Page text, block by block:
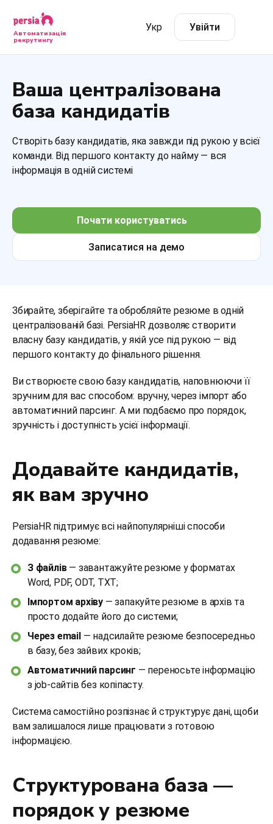
Автоматизація
рекрутингу
Укр Увійти
Ваша централізована
база кандидатів
Створіть базу кандидатів, яка завжди під рукою у всієї
команди. Від першого контакту до найму — вся
інформація в одній системі
Почати користуватись
Записатися на демо
Збирайте, зберігайте та обробляйте резюме в одній
централізованій базі. PersiaHR дозволяє створити
власну базу кандидатів, у якій усе під рукою — від
першого контакту до фінального рішення.
Ви створюєте свою базу кандидатів, наповнюючи її
зручним для вас способом: вручну, через імпорт або
автоматичний парсинг. А ми подбаємо про порядок,
зручність і доступність усієї інформації.
Додавайте кандидатів,
як вам зручно
PersiaHR підтримує всі найпопулярніші способи
додавання резюме:
З файлів— завантажуйте резюме у форматах
Word, PDF, ODT, TXT;
Імпортом архіву — запакуйте резюме в архів та
просто додайте його до системи;
Через email— надсилайте резюме безпосередньо
в базу, без зайвих кроків;
Автоматичний парсинг — переносьте інформацію
з job-сайтів без копіпасту.
Система самостійно розпізнає й структурує дані, щоби
вам залишалося лише працювати з готовою
інформацією.
Структурована база —
порядок у резюме